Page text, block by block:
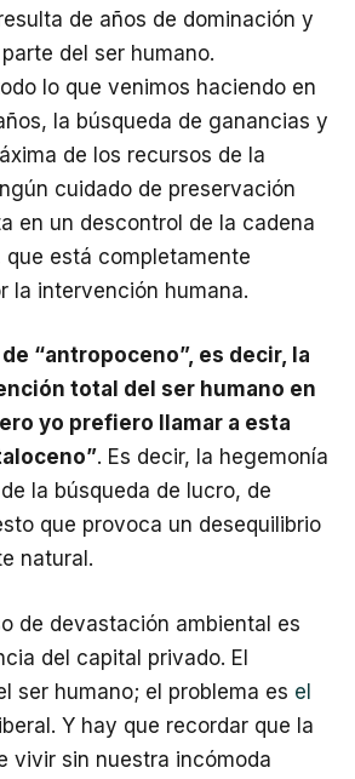
de años de dominación y
del ser humano.
lo que venimos haciendo en
la búsqueda de ganancias y
de los recursos de la
cuidado de preservación
en un descontrol de la cadena
que está completamente
la intervención humana.
“antropoceno”, es decir, la
total del ser humano en
yo prefiero llamar a esta
. Es decir, la hegemonía
la búsqueda de lucro, de
que provoca un desequilibrio
natural.
de devastación ambiental es
del capital privado. El
ser humano; el problema es el
Y hay que recordar que la
vivir sin nuestra incómoda